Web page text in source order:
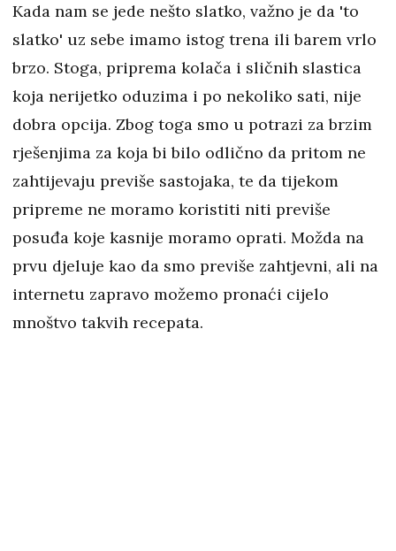
Kada nam se jede nešto slatko, važno je da 'to
slatko' uz sebe imamo istog trena ili barem vrlo
brzo. Stoga, priprema kolača i sličnih slastica
koja nerijetko oduzima i po nekoliko sati, nije
dobra opcija. Zbog toga smo u potrazi za brzim
rješenjima za koja bi bilo odlično da pritom ne
zahtijevaju previše sastojaka, te da tijekom
pripreme ne moramo koristiti niti previše
posuđa koje kasnije moramo oprati. Možda na
prvu djeluje kao da smo previše zahtjevni, ali na
internetu zapravo možemo pronaći cijelo
mnoštvo takvih recepata.